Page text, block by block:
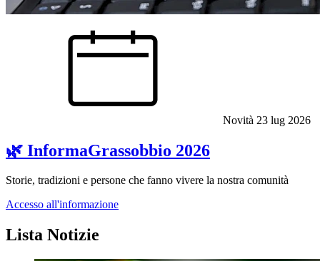
Novità 23 lug 2026
🌿 InformaGrassobbio 2026
Storie, tradizioni e persone che fanno vivere la nostra comunità
Accesso all'informazione
Lista Notizie